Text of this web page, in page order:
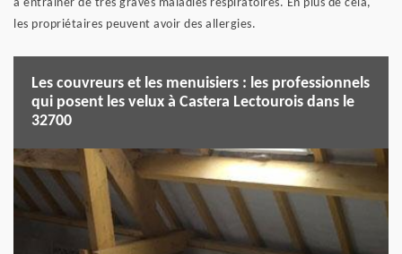
à entraîner de très graves maladies respiratoires. En plus de cela,
les propriétaires peuvent avoir des allergies.
Les couvreurs et les menuisiers : les professionnels
qui posent les velux à Castera Lectourois dans le
32700